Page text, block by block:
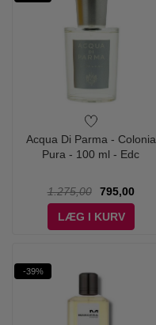
Acqua Di Parma - Colonia
Pura - 100 ml - Edc
1.275,00
795,00
LÆG I KURV
-39%